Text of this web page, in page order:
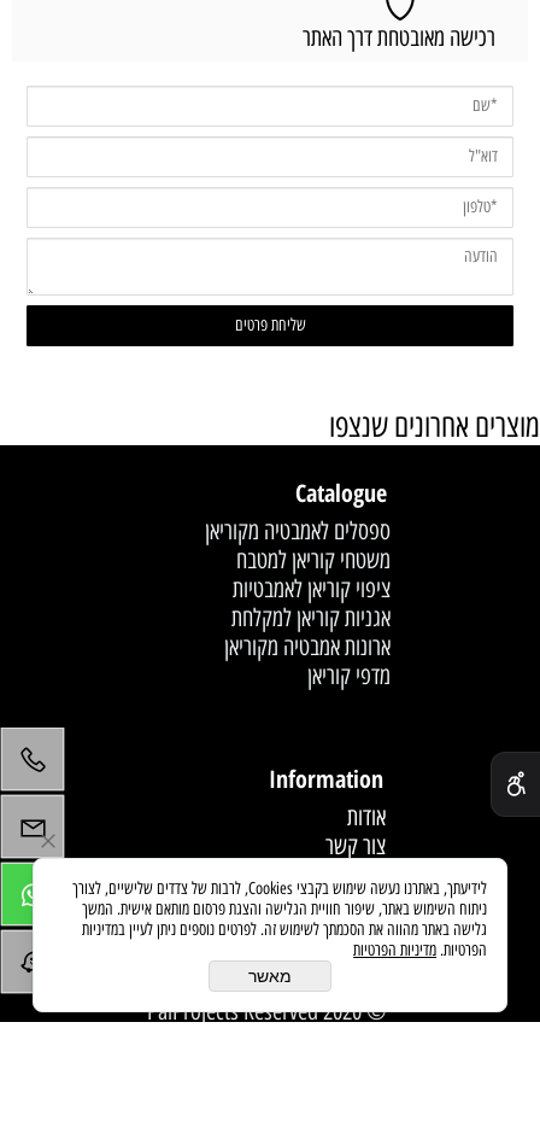
רכישה מאובטחת דרך האתר
מוצרים אחרונים שנצפו
Catalogue
ספסלים לאמבטיה מקוריאן
משטחי קוריאן למטבח
ציפוי קוריאן לאמבטיות
אגניות קוריאן למקלחת
ארונות אמבטיה מקוריאן
מדפי קוריאן
Information
אודות
צור קשר
מדיניות משלוחים
מאמרים
© 2020 PaiProjects Reserved
לידיעתך, באתרנו נעשה שימוש בקבצי Cookies, לרבות של צדדים שלישיים, לצורך
ניתוח השימוש באתר, שיפור חוויית הגלישה והצגת פרסום מותאם אישית. המשך
גלישה באתר מהווה את הסכמתך לשימוש זה. לפרטים נוספים ניתן לעיין במדיניות
הפרטיות. מדיניות הפרטיות
מאשר